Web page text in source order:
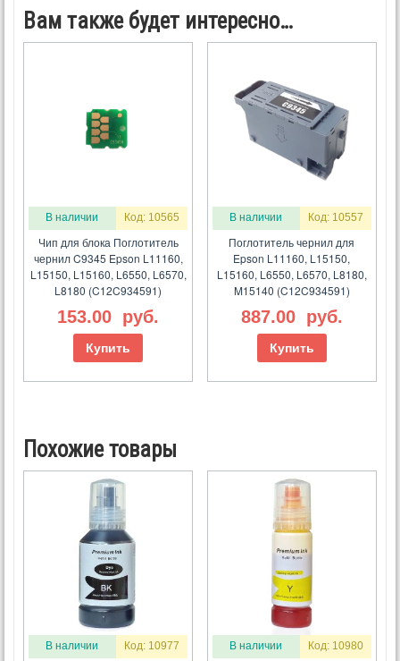
Вам также будет интересно…
В наличии Код: 10565
Чип для блока Поглотитель
чернил C9345 Epson L11160,
L15150, L15160, L6550, L6570,
L8180 (C12C934591)
153.00 руб.
Купить
В наличии Код: 10557
Поглотитель чернил для
Epson L11160, L15150,
L15160, L6550, L6570, L8180,
M15140 (C12C934591)
887.00 руб.
Купить
Похожие товары
В наличии Код: 10977 В наличии Код: 10980